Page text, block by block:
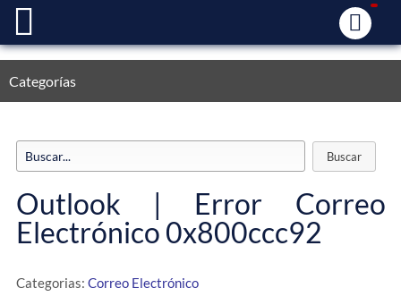
Categorías
Outlook | Error Correo
Electrónico 0x800ccc92
Categorias: Correo Electrónico